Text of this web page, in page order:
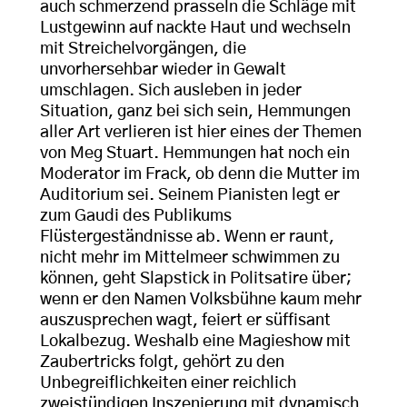
auch schmerzend prasseln die Schläge mit
Lustgewinn auf nackte Haut und wechseln
mit Streichelvorgängen, die
unvorhersehbar wieder in Gewalt
umschlagen. Sich ausleben in jeder
Situation, ganz bei sich sein, Hemmungen
aller Art verlieren ist hier eines der Themen
von Meg Stuart. Hemmungen hat noch ein
Moderator im Frack, ob denn die Mutter im
Auditorium sei. Seinem Pianisten legt er
zum Gaudi des Publikums
Flüstergeständnisse ab. Wenn er raunt,
nicht mehr im Mittelmeer schwimmen zu
können, geht Slapstick in Politsatire über;
wenn er den Namen Volksbühne kaum mehr
auszusprechen wagt, feiert er süffisant
Lokalbezug. Weshalb eine Magieshow mit
Zaubertricks folgt, gehört zu den
Unbegreiflichkeiten einer reichlich